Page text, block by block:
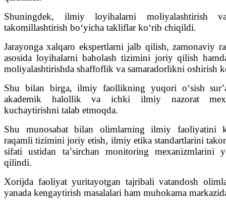
Shuningdek, ilmiy loyihalarni moliyalashtirish
takomillashtirish boʻyicha takliflar koʻrib chiqildi.
Jarayonga xalqaro ekspertlarni jalb qilish, zamonaviy
asosida loyihalarni baholash tizimini joriy qilish
moliyalashtirishda shaffoflik va samaradorlikni oshirish
Shu bilan birga, ilmiy faollikning yuqori oʻsish
akademik halollik va ichki ilmiy nazorat
kuchaytirishni talab etmoqda.
Shu munosabat bilan olimlarning ilmiy faoliyatini
raqamli tizimini joriy etish, ilmiy etika standartlarini
sifati ustidan taʼsirchan monitoring mexanizmlarini
qilindi.
Xorijda faoliyat yuritayotgan tajribali vatandosh
yanada kengaytirish masalalari ham muhokama